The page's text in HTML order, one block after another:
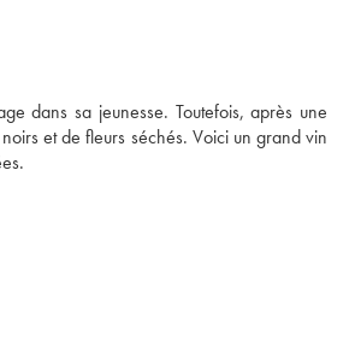
dans sa jeunesse. Toutefois, après une
et de fleurs séchés. Voici un grand vin